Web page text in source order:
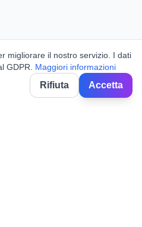
migliorare il nostro servizio. I dati
GDPR.
Maggiori informazioni
Rifiuta Accetta